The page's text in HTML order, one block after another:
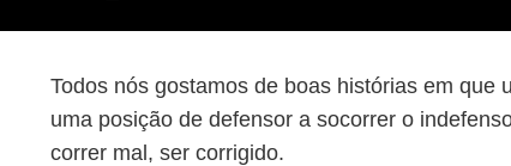
Todos nós gostamos de boas histórias em que
uma posição de defensor a socorrer o
correr mal, ser corrigido.